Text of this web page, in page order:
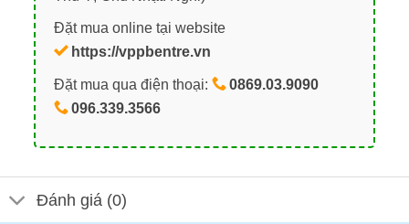
Đặt mua online tại website
https://vppbentre.vn
Đặt mua qua điện thoại:
0869.03.9090
096.339.3566
Đánh giá (0)